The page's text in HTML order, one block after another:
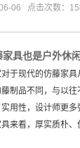
06 点击次数：
家具也是户外休
于现代的仿藤家
制品不同，与以
用性，设计师更
来看，厚实质朴